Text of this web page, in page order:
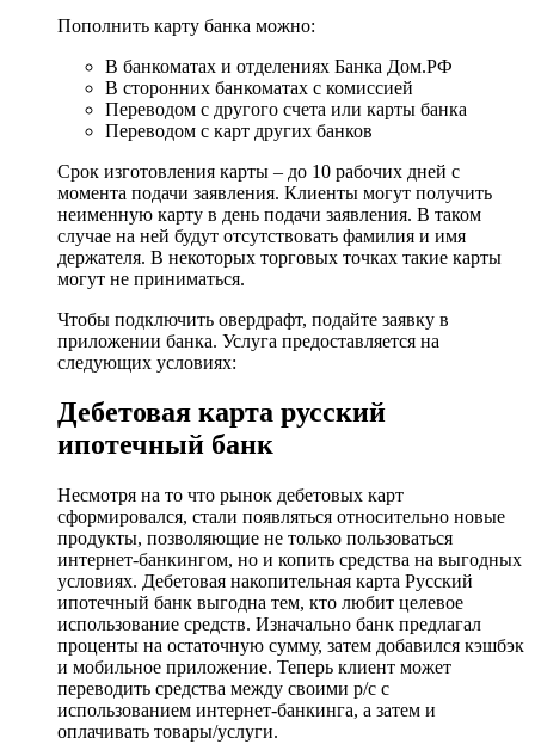
Пополнить карту банка можно:
В банкоматах и отделениях Банка Дом.РФ
В сторонних банкоматах с комиссией
Переводом с другого счета или карты банка
Переводом с карт других банков
Срок изготовления карты – до 10 рабочих дней с
момента подачи заявления. Клиенты могут получить
неименную карту в день подачи заявления. В таком
случае на ней будут отсутствовать фамилия и имя
держателя. В некоторых торговых точках такие карты
могут не приниматься.
Чтобы подключить овердрафт, подайте заявку в
приложении банка. Услуга предоставляется на
следующих условиях:
Дебетовая карта русский
ипотечный банк
Несмотря на то что рынок дебетовых карт
сформировался, стали появляться относительно новые
продукты, позволяющие не только пользоваться
интернет-банкингом, но и копить средства на выгодных
условиях. Дебетовая накопительная карта Русский
ипотечный банк выгодна тем, кто любит целевое
использование средств. Изначально банк предлагал
проценты на остаточную сумму, затем добавился кэшбэк
и мобильное приложение. Теперь клиент может
переводить средства между своими р/с с
использованием интернет-банкинга, а затем и
оплачивать товары/услуги.